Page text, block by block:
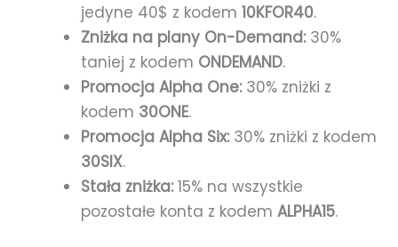
jedyne 40$ z kodem 10KFOR40.
Zniżka na plany On-Demand:30%
taniej z kodem ONDEMAND.
Promocja Alpha One:30% zniżki z
kodem 30ONE.
Promocja Alpha Six:30% zniżki z kodem
30SIX.
Stała zniżka:15% na wszystkie
pozostałe konta z kodem ALPHA15.